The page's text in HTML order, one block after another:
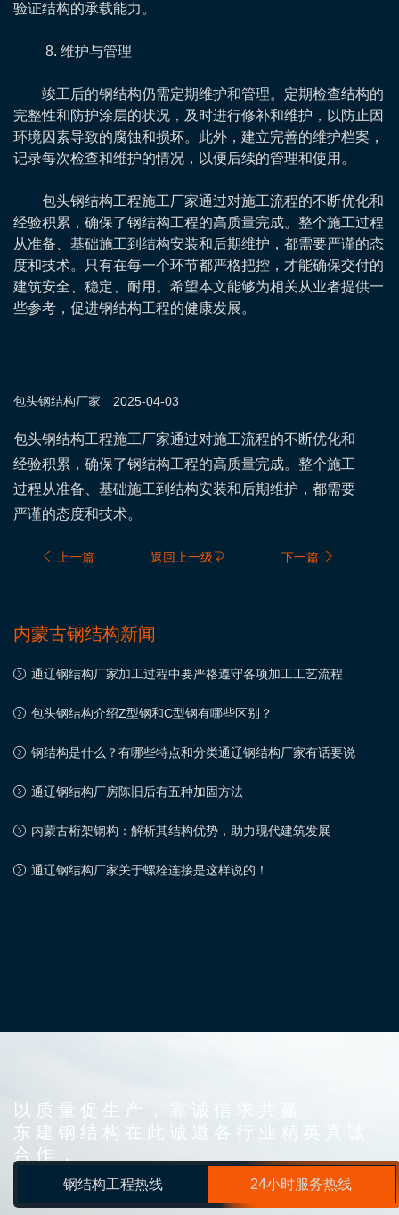
验证结构的承载能力。
8. 维护与管理
竣工后的钢结构仍需定期维护和管理。定期检查结构的
完整性和防护涂层的状况，及时进行修补和维护，以防止因
环境因素导致的腐蚀和损坏。此外，建立完善的维护档案，
记录每次检查和维护的情况，以便后续的管理和使用。
包头钢结构工程施工厂家通过对施工流程的不断优化和
经验积累，确保了钢结构工程的高质量完成。整个施工过程
从准备、基础施工到结构安装和后期维护，都需要严谨的态
度和技术。只有在每一个环节都严格把控，才能确保交付的
建筑安全、稳定、耐用。希望本文能够为相关从业者提供一
些参考，促进钢结构工程的健康发展。
包头钢结构厂家 2025-04-03
包头钢结构工程施工厂家通过对施工流程的不断优化和
经验积累，确保了钢结构工程的高质量完成。整个施工
过程从准备、基础施工到结构安装和后期维护，都需要
严谨的态度和技术。
上一篇 返回上一级 下一篇
内蒙古钢结构新闻
通辽钢结构厂家加工过程中要严格遵守各项加工工艺流程
包头钢结构介绍Z型钢和C型钢有哪些区别？
钢结构是什么？有哪些特点和分类通辽钢结构厂家有话要说
通辽钢结构厂房陈旧后有五种加固方法
内蒙古桁架钢构：解析其结构优势，助力现代建筑发展
通辽钢结构厂家关于螺栓连接是这样说的！
以质量促生产，靠诚信求共赢
东建钢结构在此诚邀各行业精英真诚
合作，
同舟共济达共赢！
钢结构工程热线 24小时服务热线